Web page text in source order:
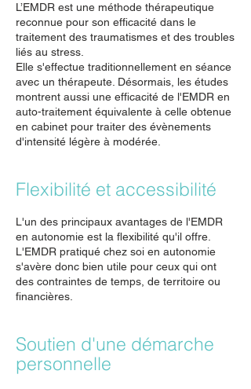
L’EMDR est une méthode thérapeutique
reconnue pour son efficacité dans le
traitement des traumatismes et des troubles
liés au stress.
Elle s'effectue traditionnellement en séance
avec un thérapeute. Désormais, les études
montrent aussi une efficacité de l'EMDR en
auto-traitement équivalente à celle obtenue
en cabinet pour traiter des évènements
d'intensité légère à modérée.
Flexibilité et accessibilité
L'un des principaux avantages de l'EMDR
en autonomie est la flexibilité qu'il offre.
L'EMDR pratiqué chez soi en autonomie
s'avère donc bien utile pour ceux qui ont
des contraintes de temps, de territoire ou
financières.
Soutien d'une démarche
personnelle